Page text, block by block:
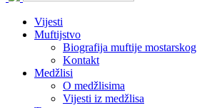
Vijesti
Muftijstvo
Biografija muftije mostarskog
Kontakt
Medžlisi
O medžlisima
Vijesti iz medžlisa